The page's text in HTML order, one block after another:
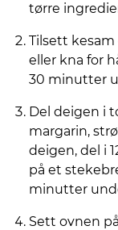
tørre
Tilsett
eller kna for
30 minutter
Del deigen i
margarin,
deigen, del i
på et
minutter
Sett ovnen